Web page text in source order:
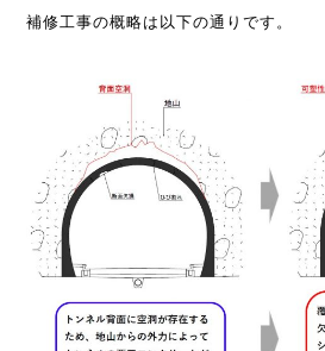
補修工事の概略は以下の通りです。